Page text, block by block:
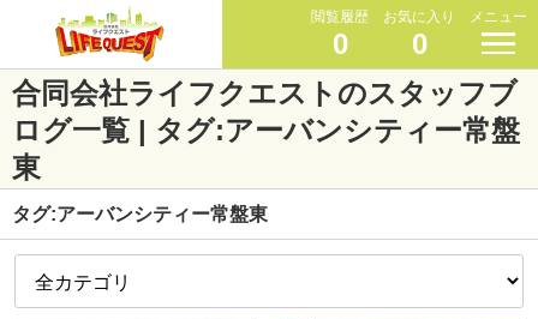
閲覧履歴
0
お気に入り
0
メニュー
合同会社ライフクエストのスタッフブ
ログ一覧 | タグ:アーバンシティー常盤
東
タグ:アーバンシティー常盤東